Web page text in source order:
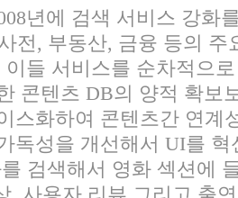
년에 검색 서비스 강화
전, 부동산, 금융 등의
이들 서비스를 순차적으
콘텐츠 DB의 양적 확보
스화하여 콘텐츠간 연계
독성을 개선해서 UI를 혁
검색해서 영화 섹션에